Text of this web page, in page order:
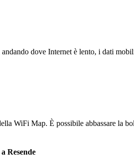
andando dove Internet è lento, i dati
WiFi Map. È possibile abbassare la
Resende